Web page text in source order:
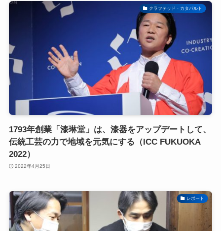
クラフテッド・カタパルト
1793年創業「漆琳堂」は、漆器をアップデートして、
伝統工芸の力で地域を元気にする（ICC FUKUOKA
2022）
2022年4月25日
レポート